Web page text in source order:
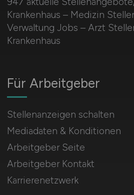
Krankenhaus – Medizin
Verwaltung Jobs – Arzt
Krankenhaus
Für Arbeitgeber
Stellenanzeigen schalten
Mediadaten & Konditionen
Arbeitgeber Seite
Arbeitgeber Kontakt
Karrierenetzwerk